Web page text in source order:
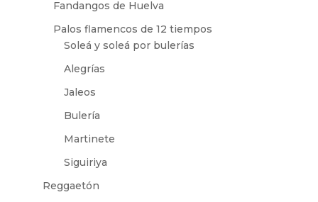
Fandangos de Huelva
Palos flamencos de 12 tiempos
Soleá y soleá por bulerías
Alegrías
Jaleos
Bulería
Martinete
Siguiriya
Reggaetón